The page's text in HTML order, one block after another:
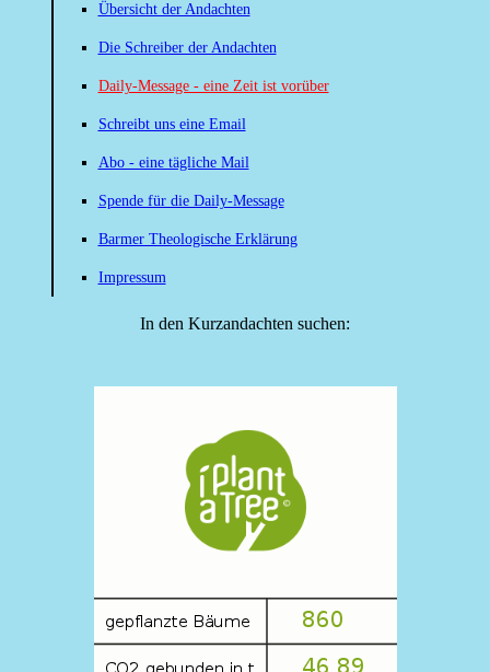
Übersicht der Andachten
Die Schreiber der Andachten
Daily-Message - eine Zeit ist vorüber
Schreibt uns eine Email
Abo - eine tägliche Mail
Spende für die Daily-Message
Barmer Theologische Erklärung
Impressum
In den Kurzandachten suchen: